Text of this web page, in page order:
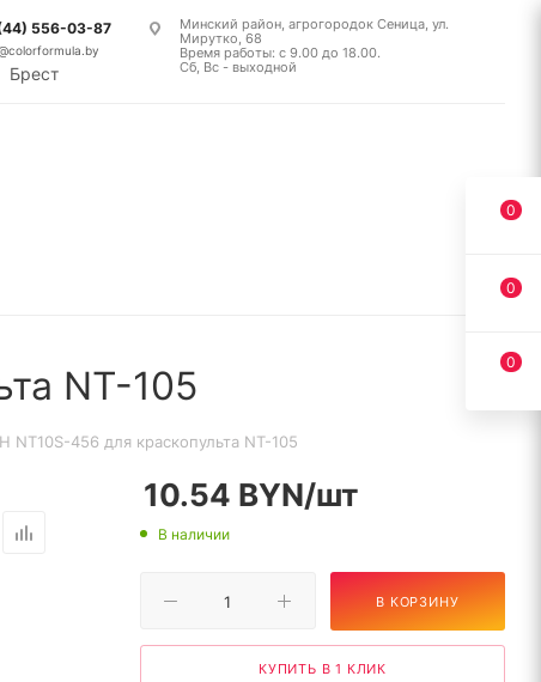
556-03-87
Брест
Минский район, агрогородок Сеница, ул.
Мирутко, 68
Время работы: с 9.00 до 18.00.
Сб, Вс - выходной
NT-105
NT10S-456 для краскопульта NT-105
10.54 BYN/шт
В наличии
В КОРЗИНУ
КУПИТЬ В 1 КЛИК
0
0
0